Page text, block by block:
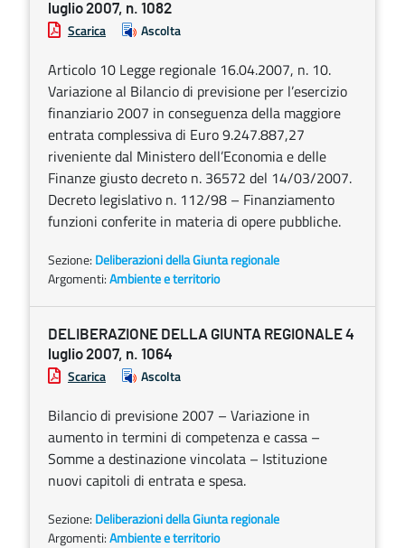
luglio 2007, n. 1082
Scarica Ascolta
Articolo 10 Legge regionale 16.04.2007, n. 10.
Variazione al Bilancio di previsione per l’esercizio
finanziario 2007 in conseguenza della maggiore
entrata complessiva di Euro 9.247.887,27
riveniente dal Ministero dell’Economia e delle
Finanze giusto decreto n. 36572 del 14/03/2007.
Decreto legislativo n. 112/98 – Finanziamento
funzioni conferite in materia di opere pubbliche.
Sezione: Deliberazioni della Giunta regionale
Argomenti:Ambiente e territorio
DELIBERAZIONE DELLA GIUNTA REGIONALE 4
luglio 2007, n. 1064
Scarica Ascolta
Bilancio di previsione 2007 – Variazione in
aumento in termini di competenza e cassa –
Somme a destinazione vincolata – Istituzione
nuovi capitoli di entrata e spesa.
Sezione: Deliberazioni della Giunta regionale
Argomenti:Ambiente e territorio